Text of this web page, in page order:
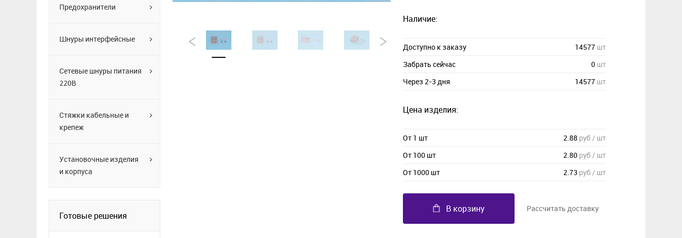
Предохранители
Шнуры интерфейсные
Сетевые шнуры питания
220В
Стяжки кабельные и
крепеж
Установочные изделия
и корпуса
Готовые решения
Наличие:
Доступно к заказу 14577 шт
Забрать сейчас
0 шт
Через 2-3 дня
14577 шт
Цена изделия:
От 1 шт 2.88 руб / шт
От 100 шт
2.80 руб / шт
От 1000 шт
2.73 руб / шт
В корзину Рассчитать доставку